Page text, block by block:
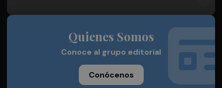
Quienes Somos
Conoce al grupo editorial
Conócenos